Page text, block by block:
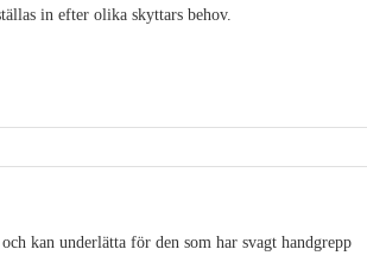
in efter olika skyttars behov.
kan underlätta för den som har svagt handgrepp